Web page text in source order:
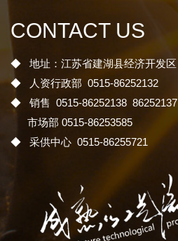
CONTACT US
◆ 地址：江苏省建湖县经济开发区
◆ 人资行政部 0515-86252132
◆ 销售 0515-86252138 86252137
市场部 0515-86253585
◆ 采供中心 0515-86255721